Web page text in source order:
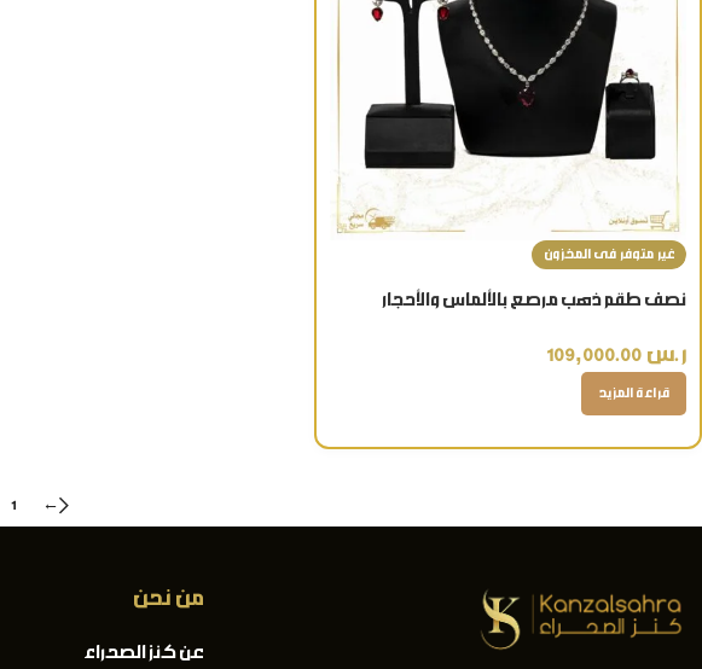
غير متوفر فى المخزون
نصف طقم ذهب مرصع بالألماس والأحجار
ر.س
قراءة المزيد
←
1
من نحن
عن كنز الصحراء